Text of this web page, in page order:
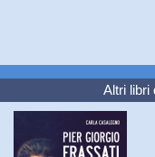
Altri libri